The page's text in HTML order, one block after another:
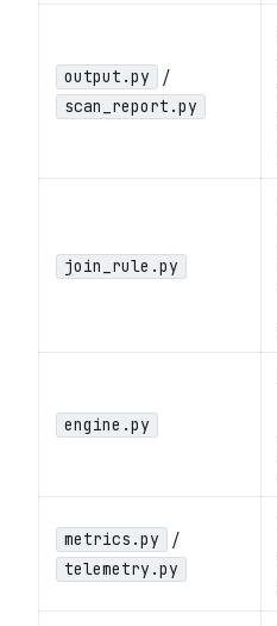
output.py /
scan_report.py
join_rule.py
engine.py
metrics.py /
telemetry.py